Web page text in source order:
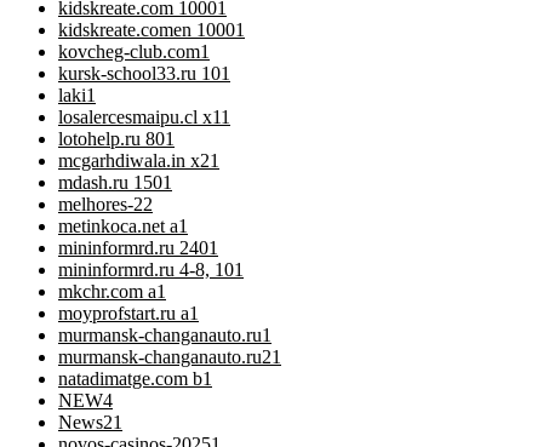
kidskreate.com 10001
kidskreate.comen 10001
kovcheg-club.com1
kursk-school33.ru 101
laki1
losalercesmaipu.cl x11
lotohelp.ru 801
mcgarhdiwala.in x21
mdash.ru 1501
melhores-22
metinkoca.net a1
mininformrd.ru 2401
mininformrd.ru 4-8, 101
mkchr.com a1
moyprofstart.ru a1
murmansk-changanauto.ru1
murmansk-changanauto.ru21
natadimatge.com b1
NEW4
News21